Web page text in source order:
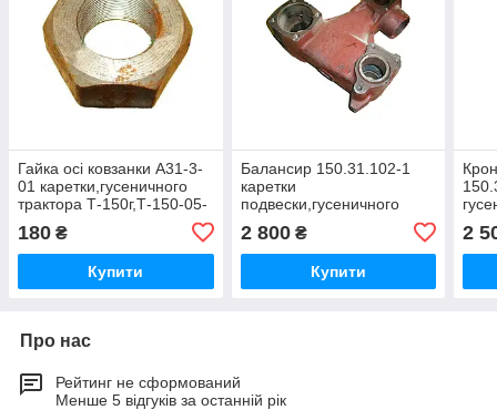
Гайка осі ковзанки А31-3-
01 каретки,гусеничного
трактора Т-150г,Т-150-05-
180 ₴
Купити
Балансир 150.31.102-1
каретки
подвески,гусеничного
трактора Т-150г,Т-150-05-
09-25,ХТЗ-181
2 800₴
Купити
2
Про нас
Рейтинг не сформований
Менше 5 відгуків за останній рік